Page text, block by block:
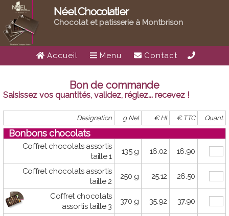
Néel Chocolatier
Chocolat et patisserie à Montbrison
Accueil Menu Contact
Bon de commande
Saisissez vos quantités, validez, réglez... recevez !
Designation g Net € Ht € TTC Quant.
Bonbons chocolats
Coffret chocolats assortis
taille 1
135 g 16.02 16.90
Coffret chocolats assortis
taille 2
250 g 25.12 26.50
Coffret chocolats
assortis taille 3
370 g 35.92 37.90